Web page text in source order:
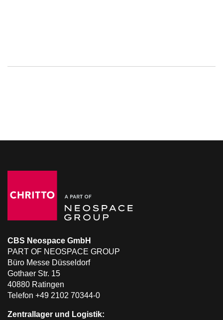
CBS Neospace GmbH
PART OF NEOSPACE GROUP
Büro Messe Düsseldorf
Gothaer Str. 15
40880 Ratingen
Telefon +49 2102 70344-0
Zentrallager und Logistik: